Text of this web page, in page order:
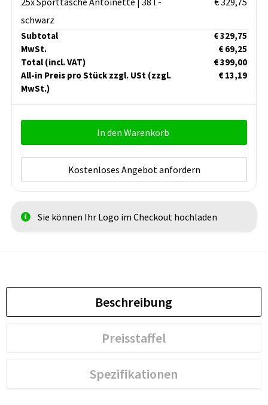
schwarz
Subtotal
€ 329,75
MwSt.
€ 69,25
Total (incl. VAT)
€ 399,00
All-in Preis pro Stück zzgl. USt (zzgl.
MwSt.)
€ 13,19
In den Warenkorb
Kostenloses Angebot anfordern
Sie können Ihr Logo im Checkout hochladen
Beschreibung
Preisstaffel
Spezifikationen